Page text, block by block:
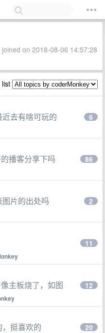
on 2018-08-06 14:57:28
list
去有啥可玩的 6
播客分享下吗 86
片的出处吗 2
11
主板烧了，如图 12
挺喜欢的 20